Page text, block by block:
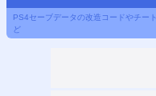
PS4セーブデータの改造コードやチー
ど